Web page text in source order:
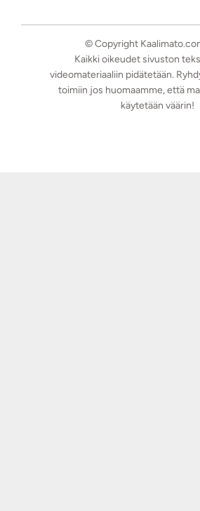
© Copyright
Kaikki oikeudet sivuston
videomateriaaliin pidätetään.
toimiin jos huomaamme, että
käytetään väärin!